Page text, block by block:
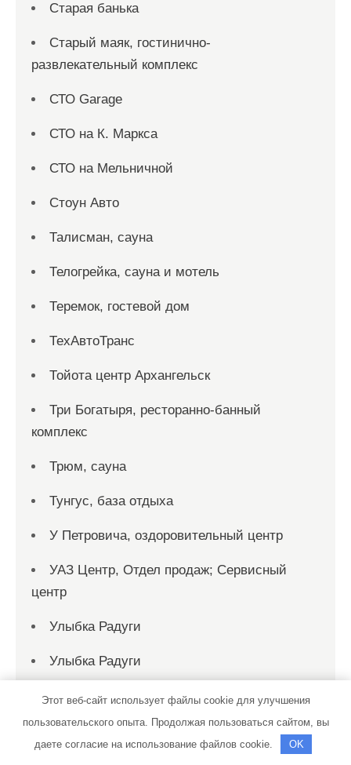
Старая банька
Старый маяк, гостинично-
развлекательный комплекс
СТО Garage
СТО на К. Маркса
СТО на Мельничной
Стоун Авто
Талисман, сауна
Телогрейка, сауна и мотель
Теремок, гостевой дом
ТехАвтоТранс
Тойота центр Архангельск
Три Богатыря, ресторанно-банный
комплекс
Трюм, сауна
Тунгус, база отдыха
У Петровича, оздоровительный центр
УАЗ Центр, Отдел продаж; Сервисный
центр
Улыбка Радуги
Улыбка Радуги
Универсал, автомойка
УЮТКОМПАНИЯ, сеть магазинов дверей
Этот веб-сайт использует файлы cookie для улучшения
пользовательского опыта. Продолжая пользоваться сайтом, вы
даете согласие на использование файлов cookie.
OK